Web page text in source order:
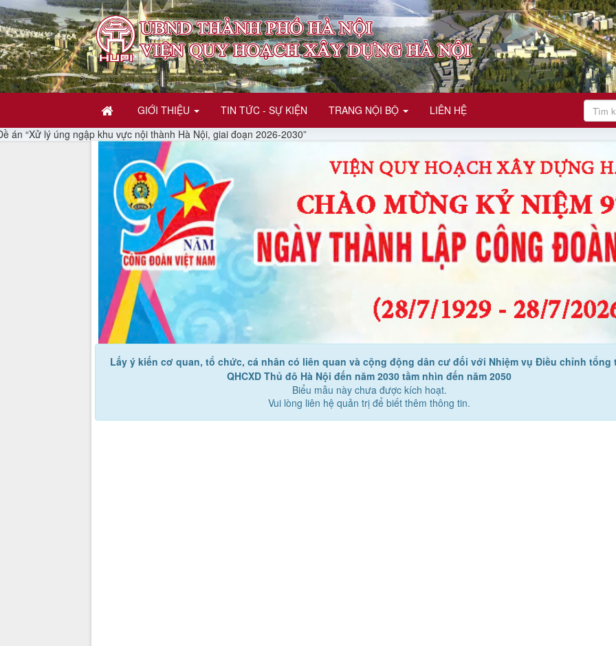
GIỚI THIỆU TIN TỨC - SỰ KIỆN TRANG NỘI BỘ
LIÊN HỆ
úng ngập khu vực nội thành Hà Nội, giai đoạn 2026-2030”
Lấy ý kiến cơ quan, tổ chức, cá nhân có liên quan và cộng động dân cư đối với Nhiệm vụ Điều chỉnh tổng
QHCXD Thủ đô Hà Nội đến năm 2030 tầm nhìn đến năm 2050
Biểu mẫu này chưa được kích hoạt.
Vui lòng liên hệ quản trị để biết thêm thông tin.